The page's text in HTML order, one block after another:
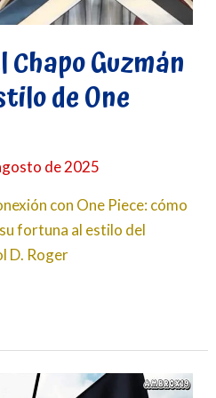
Guzmán
de One
de 2025
con One Piece: cómo
fortuna al estilo del
D. Roger